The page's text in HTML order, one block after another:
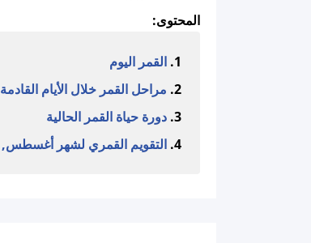
المحتوى:
القمر اليوم
مراحل القمر خلال الأيام القادمة
دورة حياة القمر الحالية
التقويم القمري لشهر أغسطس, ٢٠٢٦